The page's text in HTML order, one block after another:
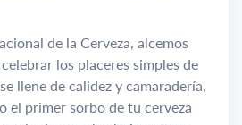
de la Cerveza, alcemos
los placeres simples de
llene de calidez y camaradería,
el primer sorbo de tu cerveza